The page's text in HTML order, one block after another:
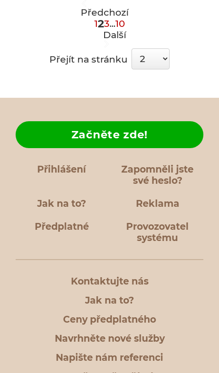
Předchozí
123...10
Další
Přejít na stránku
Přihlášení
Zapomněli jste
své heslo?
Jak na to?
Začněte zde!
Reklama
Předplatné
Provozovatel
systému
Kontaktujte nás
Jak na to?
Ceny předplatného
Navrhněte nové služby
Napište nám referenci